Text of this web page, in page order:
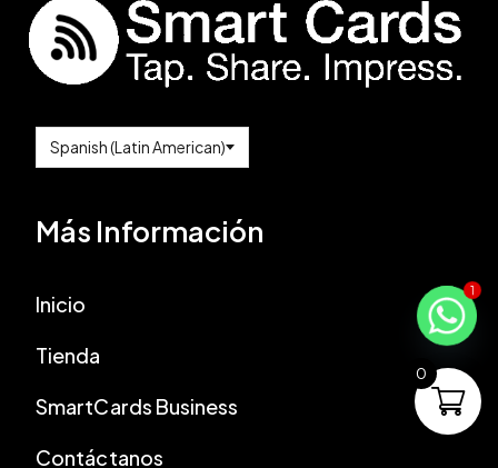
Más Información
Inicio
Tienda
SmartCards Business
Contáctanos
0
1